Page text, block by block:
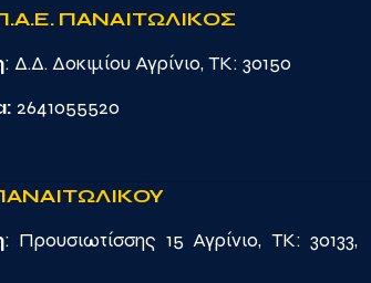
ΠΑΝΑΙΤΩΛΙΚΟΣ
: Δ.Δ. Δοκιμίου Αγρίνιο, TK: 30150
2641055520
: Προυσιωτίσσης 15 Αγρίνιο, TK: 30133,